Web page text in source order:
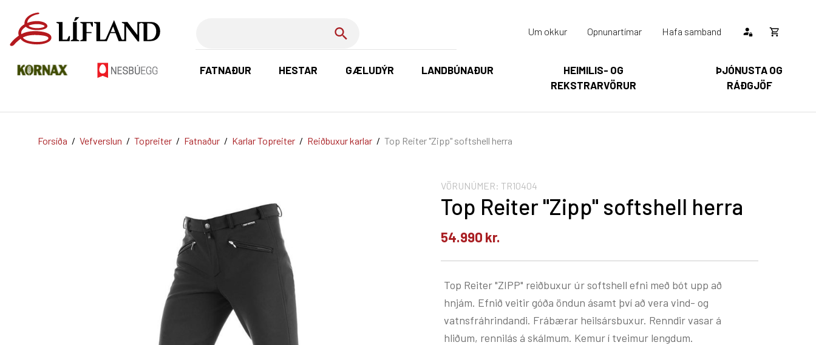
FATNAÐUR HESTAR GÆLUDÝR LANDBÚNAÐUR
HEIMILIS- OG
REKSTRARVÖRUR
ÞJÓNUSTA OG
RÁÐGJÖF
Um okkur Opnunartímar Hafa samband
Opna
Karfan þín
körfu
Forsíða / Vefverslun / Topreiter / Fatnaður / Karlar Topreiter / Reiðbuxur karlar / Top Reiter "Zipp" softshell herra
VÖRUNÚMER: TR10404
Top Reiter "Zipp" softshell herra
54.990 kr.
Top Reiter "ZIPP" reiðbuxur úr softshell efni með bót upp að
hnjám. Efnið veitir góða öndun ásamt því að vera vind- og
vatnsfráhrindandi. Frábærar heilsársbuxur. Renndir vasar á
hliðum, rennilás á skálmum. Kemur í tveimur lengdum.